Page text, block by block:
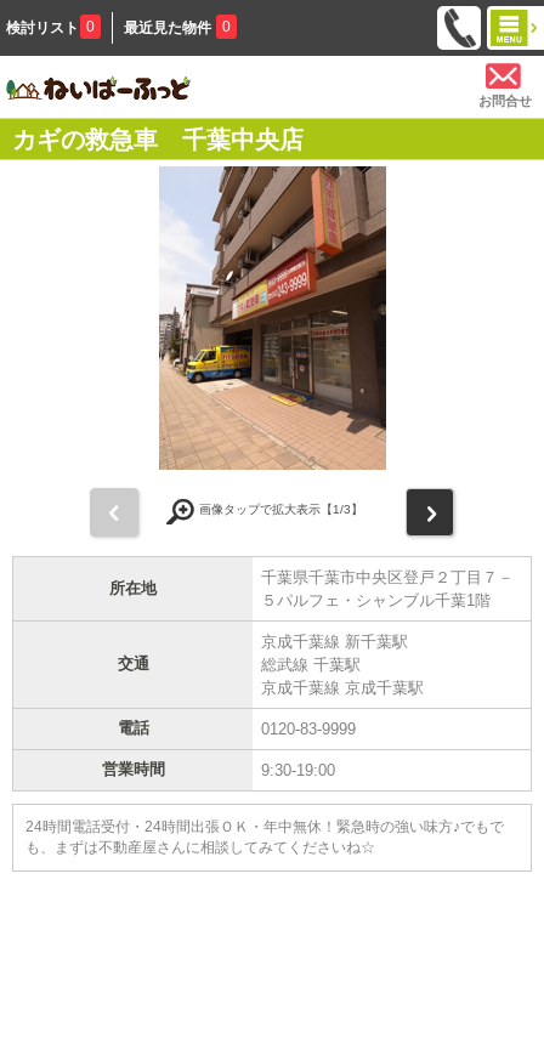
検討リスト 0 最近見た物件 0
お問合せ
カギの救急車 千葉中央店
画像タップで拡大表示【1/3】
所在地
千葉県千葉市中央区登戸２丁目７－
５パルフェ・シャンブル千葉1階
交通
京成千葉線 新千葉駅
総武線 千葉駅
京成千葉線 京成千葉駅
電話 0120-83-9999
営業時間 9:30-19:00
24時間電話受付・24時間出張ＯＫ・年中無休！緊急時の強い味方♪でもで
も、まずは不動産屋さんに相談してみてくださいね☆